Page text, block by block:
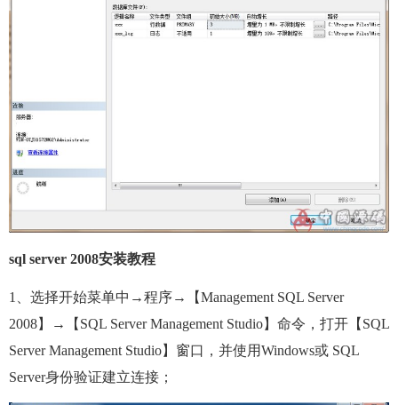
sql server 2008安装教程
1、选择开始菜单中→程序→【Management SQL Server
2008】→【SQL Server Management Studio】命令，打开【SQL
Server Management Studio】窗口，并使用Windows或 SQL
Server身份验证建立连接；